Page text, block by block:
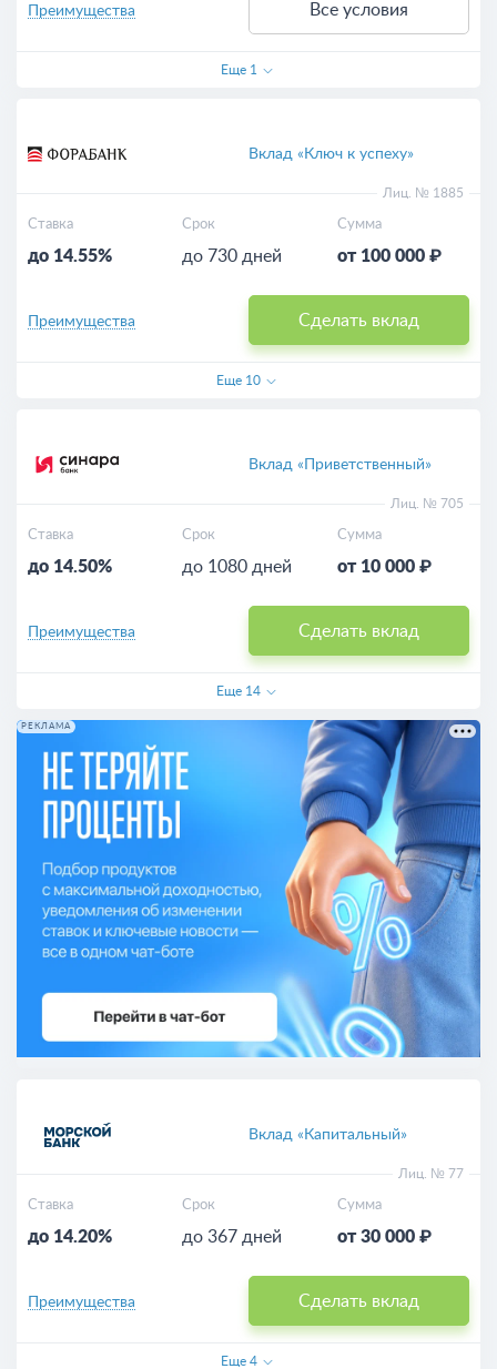
Все условия
Преимущества
Еще 1
Вклад «Ключ к успеху»
Лиц. № 1885
Ставка
до 14.55%
Срок
до 730 дней
Сумма
от 100 000 ₽
Сделать вклад
Преимущества
Еще 10
Вклад «Приветственный»
Лиц. № 705
Ставка
до 14.50%
Срок
до 1080 дней
Сумма
от 10 000 ₽
Сделать вклад
Преимущества
Еще 14
РЕКЛАМА
Вклад «Капитальный»
Лиц. № 77
Ставка
до 14.20%
Срок
до 367 дней
Сумма
от 30 000 ₽
Сделать вклад
Преимущества
Еще 4